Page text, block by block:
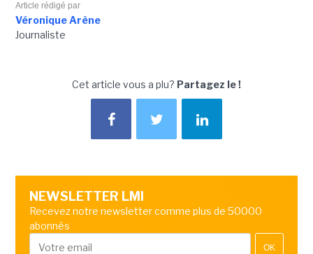
Article rédigé par
Véronique Arène
Journaliste
Cet article vous a plu? Partagez le !
NEWSLETTER LMI
Recevez notre newsletter comme plus de 50000
abonnés
OK